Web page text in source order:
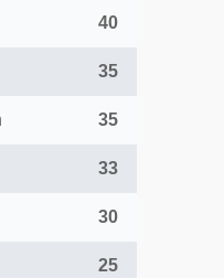
40
35
35
33
30
25